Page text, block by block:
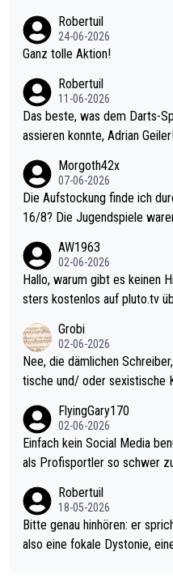
mal 40+ erst recht. Da gewinnst keinen Blumentopf - ist ja noc
h krasser wie ein Pokalspiel eines Kreisligisten vs einem Bund
Robertuil
24-06-2026
Ganz tolle Aktion!
Robertuil
11-06-2026
Das beste, was dem Darts-
assieren konnte, Adrian
Morgoth42x
07-06-2026
Die Aufstockung finde ich
16/8? Die Jugendspiele waren letztes Jahr durchaus sehr kurz
Allerdings ist Mitchell Lawrie als Nummer 1 der Welt eh qualifi
ziert. Somit ändert die
sters erstmal nichts. Ich denke sie wollen damit für nächstes J
ohl wenig WDF Turniere
es Jahr der Fall. Er musste
den Qualifier und ich glaube
gas) antun würde, wenn er
el hat.
AW1963
02-06-2026
Hallo, warum gibt es keinen Hinweis, dass die Nordic Darts Ma
sters kostenlos auf pluto.tv
Grobi
02-06-2026
Nee, die dämlichen
tische und/ oder sexistische
s Leben in den Griff kriegen.
r war doch neulich erst
rovoziert hat. Und Littlers
FlyingGary170
02-06-2026
Einfach kein Social Media
als Profisportler so schwer
Robertuil
18-05-2026
Bitte genau hinhören: er
also eine fokale Dystonie,